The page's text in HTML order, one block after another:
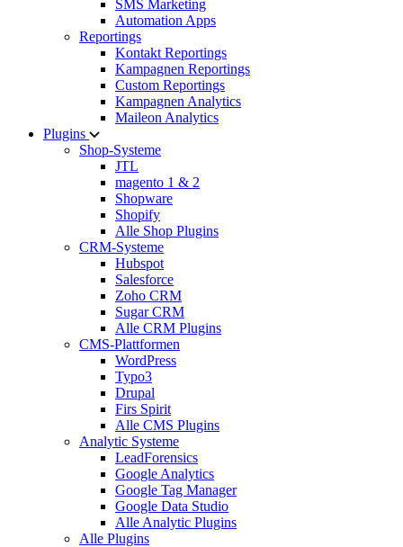
SMS Marketing
Automation Apps
Reportings
Kontakt Reportings
Kampagnen Reportings
Custom Reportings
Kampagnen Analytics
Maileon Analytics
Plugins
Shop-Systeme
JTL
magento 1 & 2
Shopware
Shopify
Alle Shop Plugins
CRM-Systeme
Hubspot
Salesforce
Zoho CRM
Sugar CRM
Alle CRM Plugins
CMS-Plattformen
WordPress
Typo3
Drupal
Firs Spirit
Alle CMS Plugins
Analytic Systeme
LeadForensics
Google Analytics
Google Tag Manager
Google Data Studio
Alle Analytic Plugins
Alle Plugins